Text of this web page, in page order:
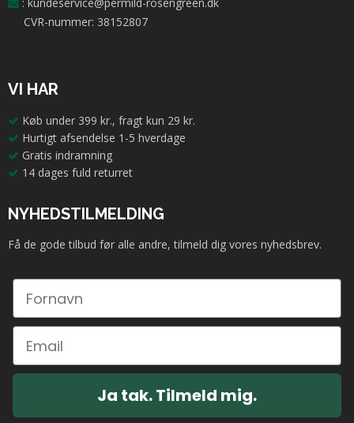
: kundeservice@permild-rosengreen.dk
CVR-nummer: 38152807
VI HAR
Køb under 399 kr., fragt kun 29 kr.
Hurtigt afsendelse 1-5 hverdage
Gratis indramning
14 dages fuld returret
NYHEDSTILMELDING
Få de gode tilbud før alle andre, tilmeld dig vores nyhedsbrev.
Ja tak. Tilmeld mig.